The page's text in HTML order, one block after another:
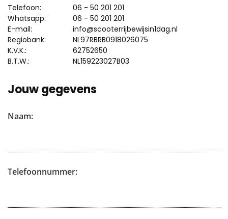
Telefoon:
06 - 50 201 201
Whatsapp:
06 - 50 201 201
E-mail:
info@scooterrijbewijsin1dag.nl
Regiobank:
NL97RBRB0918026075
K.V.K.:
62752650
B.T.W.:
NL159223027B03
Jouw gegevens
Naam:
Telefoonnummer: